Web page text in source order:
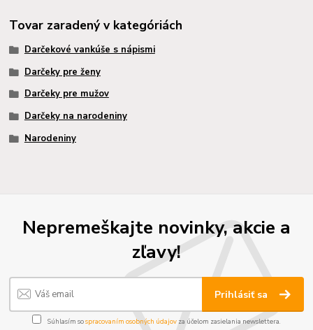
Tovar zaradený v kategóriách
Darčekové vankúše s nápismi
Darčeky pre ženy
Darčeky pre mužov
Darčeky na narodeniny
Narodeniny
Nepremeškajte novinky, akcie a
zľavy!
Prihlásiť sa
Súhlasím sospracovaním osobných údajov za účelom zasielania newslettera.